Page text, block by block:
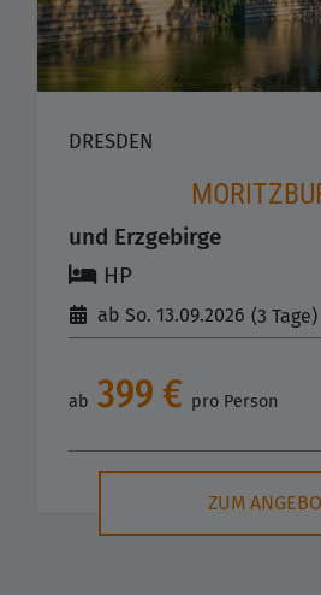
DRESDEN
und Erzgebirge
HP
ab So. 13.09.2026 (3 Tage)
ab 399 € pro Person
ZUM